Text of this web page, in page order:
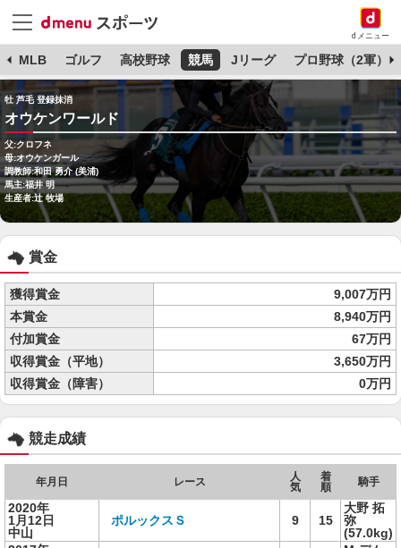
dメニュー
MLB ゴルフ 高校野球 競馬 Jリーグ プロ野球（2軍）
牡 芦毛 登録抹消
オウケンワールド
父:クロフネ
母:オウケンガール
調教師:和田 勇介 (美浦)
馬主:福井 明
生産者:辻 牧場
賞金
獲得賞金
9,007万円
本賞金
8,940万円
付加賞金
67万円
収得賞金（平地）
3,650万円
収得賞金（障害）
0万円
競走成績
年月日 レース
人
気
着
順
騎手
2020年
1月12日
中山
ポルックスＳ 9 15
大野 拓
弥
(57.0kg)